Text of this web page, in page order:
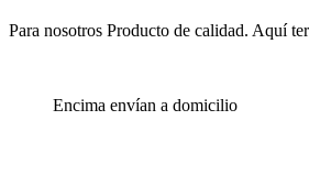
Para nosotros Producto de calidad. Aquí
Encima envían a domicilio